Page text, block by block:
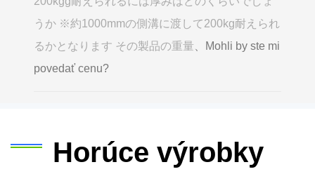
うか ※約1000mmの側溝に渡して200kg耐えられ
るかとなります その製品の重量 、Mohli by ste mi
povedať cenu?
Horúce výrobky